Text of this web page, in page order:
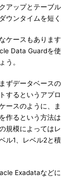
アップとテーブ
ウンタイムを短
ケースもありま
Data Guardを
う。
ずデータベース
するというアプ
ースのように、
作るという方法
規模によっては
ル1、レベル2と
Exadataなど